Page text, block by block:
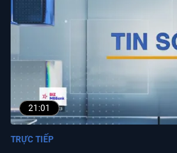
TRỰC TIẾP
21:01